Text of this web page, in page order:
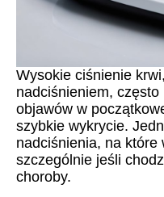
Wysokie ciśnienie
nadciśnieniem,
objawów w
szybkie wykrycie.
nadciśnienia, na które
szczególnie jeśli
choroby.